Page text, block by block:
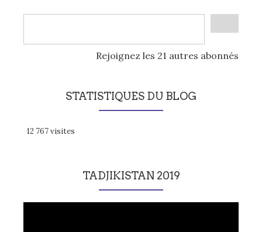
Rejoignez les 21 autres abonnés
STATISTIQUES DU BLOG
12 767 visites
TADJIKISTAN 2019